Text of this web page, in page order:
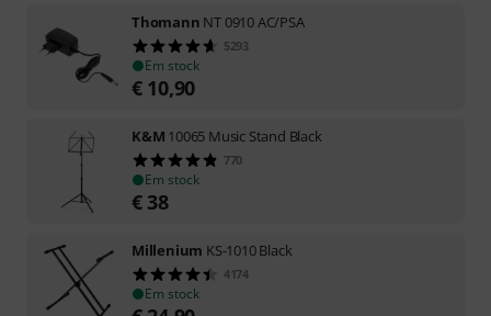
Thomann NT 0910 AC/PSA
5293
Em stock
€ 10,90
K&M 10065 Music Stand Black
770
Em stock
€ 38
Millenium KS-1010 Black
4174
Em stock